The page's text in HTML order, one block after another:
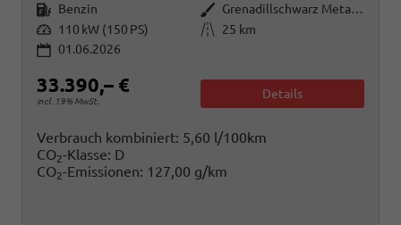
Kraftstoff Benzin Außenfarbe
Grenadillschwarz Metallic
Leistung 110 kW (150 PS) Kilometerstand
25 km
01.06.2026
33.390,– €
incl. 19% MwSt.
Details
Verbrauch kombiniert: 5,60 l/100km
CO2-Klasse: D
CO2-Emissionen: 127,00 g/km